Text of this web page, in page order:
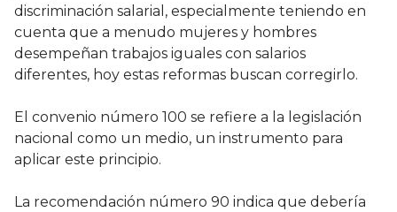
discriminación salarial, especialmente teniendo en
cuenta que a menudo mujeres y hombres
desempeñan trabajos iguales con salarios
diferentes, hoy estas reformas buscan corregirlo.
El convenio número 100 se refiere a la legislación
nacional como un medio, un instrumento para
aplicar este principio.
La recomendación número 90 indica que debería